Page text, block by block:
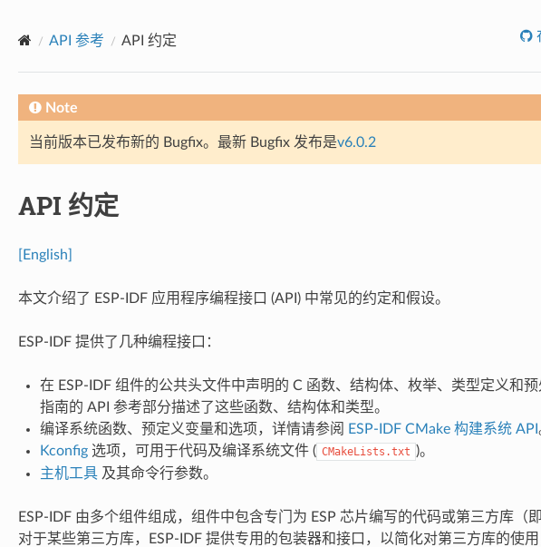
API 参考 API 约定
Note
当前版本已发布新的 Bugfix。最新 Bugfix 发布是v6.0.2
API 约定
[English]
本文介绍了 ESP-IDF 应用程序编程接口 (API) 中常见的约定和假设。
ESP-IDF 提供了几种编程接口：
在 ESP-IDF 组件的公共头文件中声明的 C 函数、结构体、枚举、类型定义和
指南的 API 参考部分描述了这些函数、结构体和类型。
编译系统函数、预定义变量和选项，详情请参阅
ESP-IDF CMake 构建系统 API
Kconfig选项，可用于代码及编译系统文件 ( CMakeLists.txt )。
主机工具及其命令行参数。
ESP-IDF 由多个组件组成，组件中包含专门为 ESP 芯片编写的代码或第三方库（
对于某些第三方库，ESP-IDF 提供专用的包装器和接口，以简化对第三方库的使